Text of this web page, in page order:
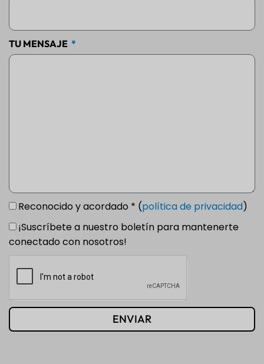
TU MENSAJE
Reconocido y acordado * (política de privacidad)
¡Suscríbete a nuestro boletín para mantenerte
conectado con nosotros!
ENVIAR